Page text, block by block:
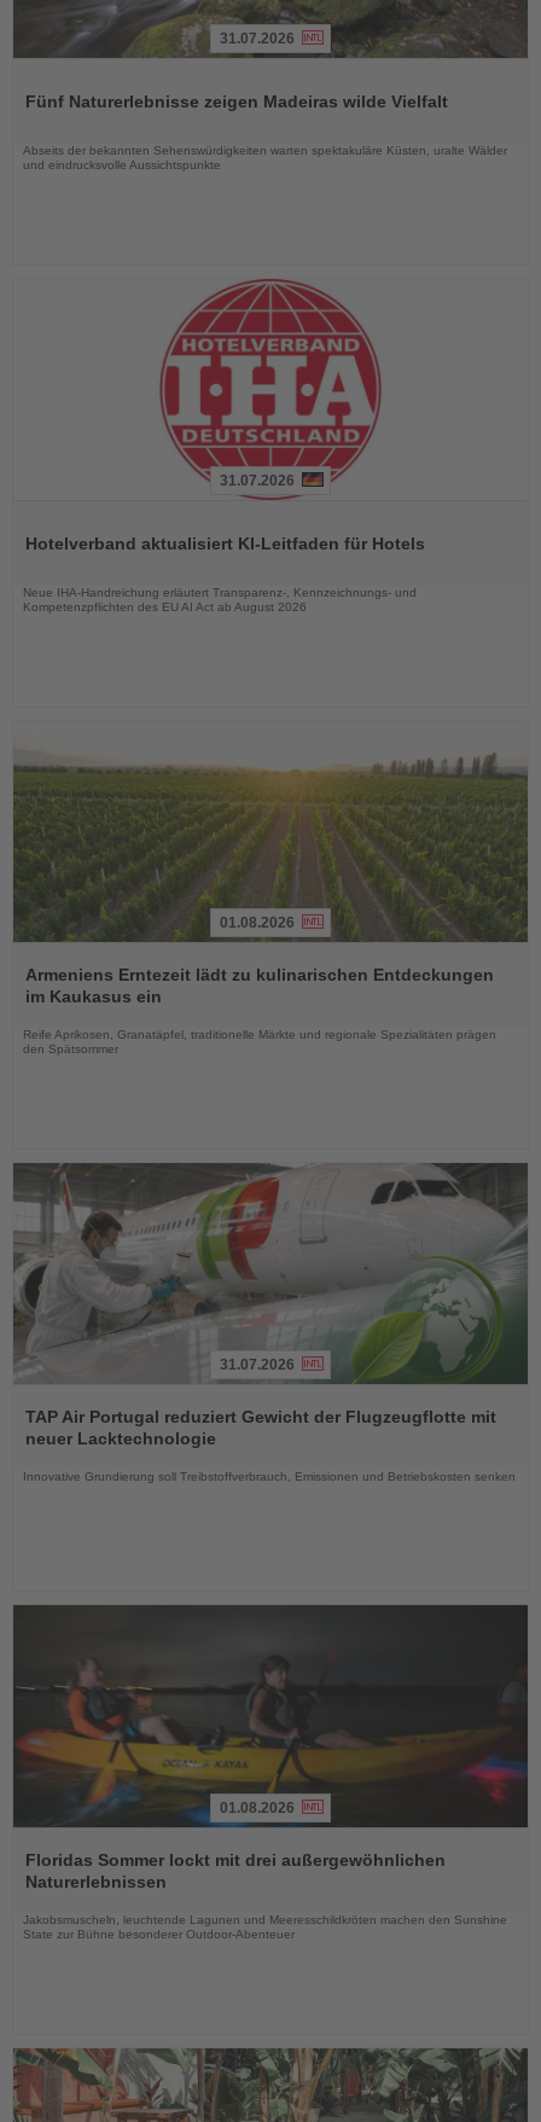
die
31.07.2026
Fünf Naturerlebnisse zeigen Madeiras wilde Vielfalt
Abseits der bekannten Sehenswürdigkeiten warten spektakuläre Küsten, uralte Wälder
und eindrucksvolle Aussichtspunkte
die
31.07.2026
Hotelverband aktualisiert KI-Leitfaden für Hotels
Neue IHA-Handreichung erläutert Transparenz-, Kennzeichnungs- und
Kompetenzpflichten des EU AI Act ab August 2026
Sie
die
01.08.2026
Armeniens Erntezeit lädt zu kulinarischen Entdeckungen
im Kaukasus ein
Reife Aprikosen, Granatäpfel, traditionelle Märkte und regionale Spezialitäten prägen
den Spätsommer
Sie
die
31.07.2026
TAP Air Portugal reduziert Gewicht der Flugzeugflotte mit
neuer Lacktechnologie
Innovative Grundierung soll Treibstoffverbrauch, Emissionen und Betriebskosten senken
Sie
die
01.08.2026
Floridas Sommer lockt mit drei außergewöhnlichen
Naturerlebnissen
Jakobsmuscheln, leuchtende Lagunen und Meeresschildkröten machen den Sunshine
State zur Bühne besonderer Outdoor-Abenteuer